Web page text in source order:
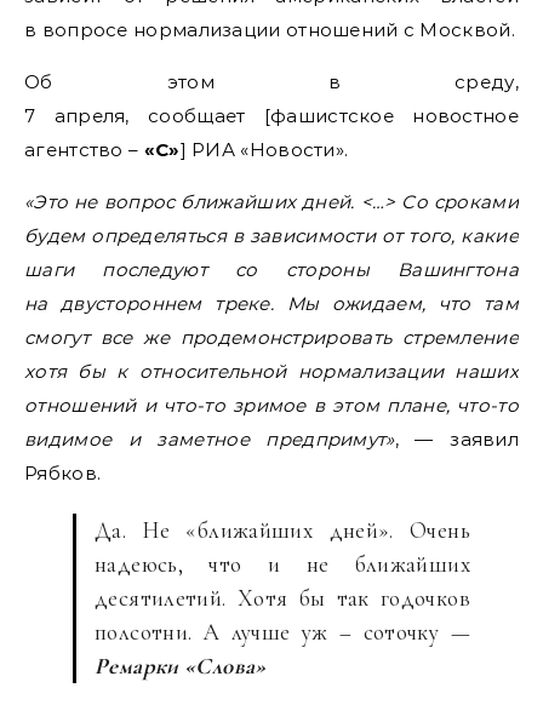
в вопросе нормализации отношений с Москвой.
Об этом в среду,
7 апреля, сообщает [фашистское новостное
агентство – «С»] РИА «Новости».
«Это не вопрос ближайших дней. <…> Со сроками
будем определяться в зависимости от того, какие
шаги последуют со стороны Вашингтона
на двустороннем треке. Мы ожидаем, что там
смогут все же продемонстрировать стремление
хотя бы к относительной нормализации наших
отношений и что-то зримое в этом плане, что-то
видимое и заметное предпримут», — заявил
Рябков.
Да. Не «ближайших дней». Очень
надеюсь, что и не ближайших
десятилетий. Хотя бы так годочков
полсотни. А лучше уж – соточку —
Ремарки «Слова»